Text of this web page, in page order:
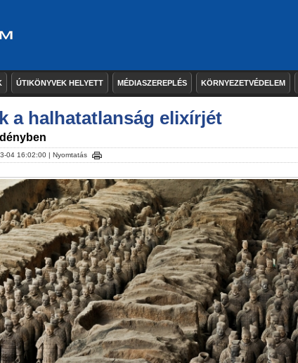
ÚTIKÖNYVEK HELYETT MÉDIASZEREPLÉS KÖRNYEZETVÉDELEM
a halhatatlanság elixírjét
04 16:02:00 | Nyomtatás